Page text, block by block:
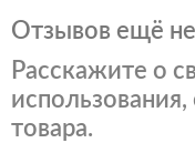
Отзывов ещё
Расскажите о
товара.